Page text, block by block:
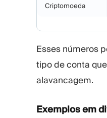
Criptomoeda
Esses números
tipo de conta
alavancagem.
Exemplos em